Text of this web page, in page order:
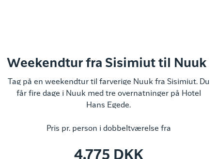
Weekendtur fra Sisimiut til Nuuk
Tag på en weekendtur til farverige Nuuk fra Sisimiut. Du
får fire dage i Nuuk med tre overnatninger på Hotel
Hans Egede.
Pris pr. person i dobbeltværelse fra
4.775 DKK